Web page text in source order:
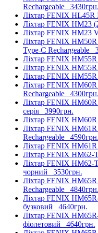
Rechargeable 3430грн.
Ліхтар FENIX
Ліхтар FENIX HM23
Ліхтар FENIX HM23
Ліхтар FENIX
Type-C Rechargeable
Ліхтар FENIX
Ліхтар FENIX
Ліхтар FENIX
Ліхтар FENIX
Rechargeable 4300грн.
Ліхтар FENIX
серія 3990грн.
Ліхтар FENIX
Ліхтар FENIX
Rechargeable 4590грн.
Ліхтар FENIX
Ліхтар FENIX HM62-
Ліхтар FENIX HM62-
чорний 3530грн.
Ліхтар FENIX
Rechargeable 4840грн.
Ліхтар FENIX
бузковий 4640грн.
Ліхтар FENIX
фіолетовий 4640грн.